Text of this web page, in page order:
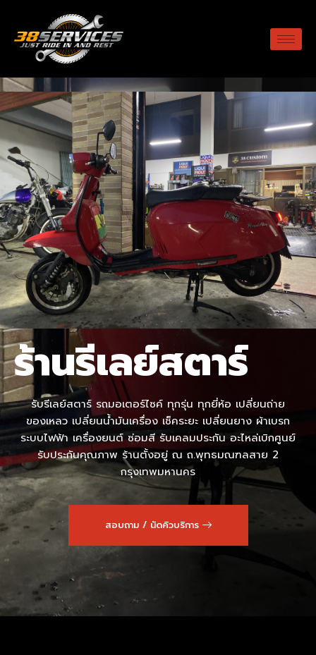
ร้านรีเลย์สตาร์
รับรีเลย์สตาร์ รถมอเตอร์ไซค์ ทุกรุ่น ทุกยี่ห้อ เปลี่ยนถ่าย
ของเหลว เปลี่ยนน้ำมันเครื่อง เช็คระยะ เปลี่ยนยาง ผ้าเบรก
ระบบไฟฟ้า เครื่องยนต์ ซ่อมสี รับเคลมประกัน อะไหล่เบิกศูนย์
รับประกันคุณภาพ ร้านตั้งอยู่ ณ ถ.พุทธมณฑลสาย 2
กรุงเทพมหานคร
สอบถาม / นัดคิวบริการ